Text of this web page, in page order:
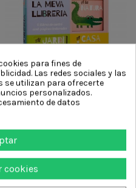
Añadir al carrito
para fines de
Las redes sociales y las
se utilizan para ofrecerte
personalizados.
de datos
cookies